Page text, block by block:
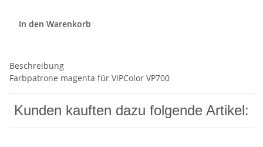
In den Warenkorb
Beschreibung
Farbpatrone magenta für VIPColor VP700
Kunden kauften dazu folgende Artikel: